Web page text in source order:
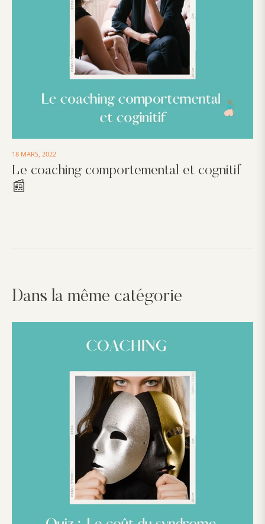
18 MARS, 2022
Le coaching comportemental et cognitif
📰
Dans la même catégorie